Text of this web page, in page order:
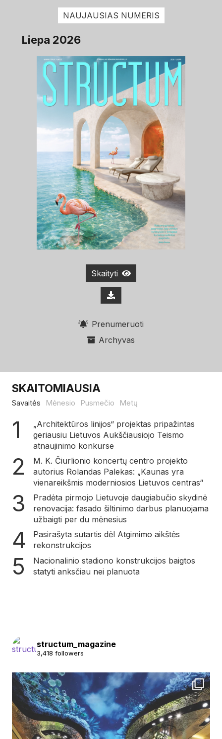
NAUJAUSIAS NUMERIS
Liepa 2026
Skaityti
Prenumeruoti
Archyvas
SKAITOMIAUSIA
Savaitės Mėnesio Pusmečio Metų
„Architektūros linijos“ projektas pripažintas
geriausiu Lietuvos Aukščiausiojo Teismo
atnaujinimo konkurse
M. K. Čiurlionio koncertų centro projekto
autorius Rolandas Palekas: „Kaunas yra
vienareikšmis moderniosios Lietuvos centras“
Pradėta pirmojo Lietuvoje daugiabučio skydinė
renovacija: fasado šiltinimo darbus planuojama
užbaigti per du mėnesius
Pasirašyta sutartis dėl Atgimimo aikštės
rekonstrukcijos
Nacionalinio stadiono konstrukcijos baigtos
statyti anksčiau nei planuota
structum_magazine
3,418 followers